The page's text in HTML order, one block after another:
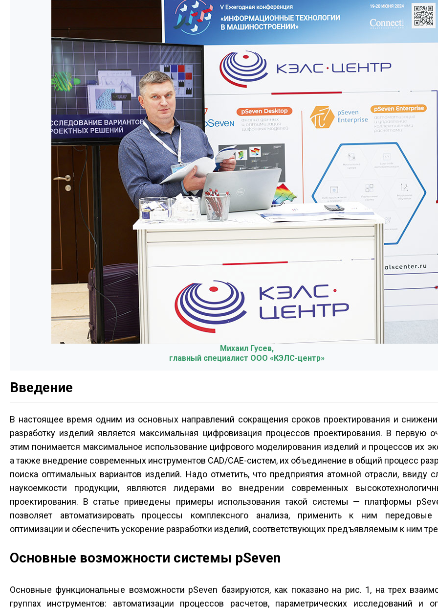
Михаил Гусев,
главный специалист ООО «КЭЛС-центр»
Введение
В настоящее время одним из основных направлений сокращения сроков проектирования и
разработку изделий является максимальная цифровизация процессов проектирования. В первую
этим понимается максимальное использование цифрового моделирования изделий и процессов их
а также внедрение современных инструментов CAD/CAE-систем, их объединение в общий процесс
поиска оптимальных вариантов изделий. Надо отметить, что предприятия атомной отрасли, ввиду
наукоемкости продукции, являются лидерами во внедрении современных
проектирования. В статье приведены примеры использования такой системы — платформы
позволяет автоматизировать процессы комплексного анализа, применить к ним передовые
оптимизации и обеспечить ускорение разработки изделий, соответствующих предъявляемым к ним
Основные возможности системы pSeven
Основные функциональные возможности pSeven базируются, как показано на рис. 1, на трех
группах инструментов: автоматизации процессов расчетов, параметрических исследований и